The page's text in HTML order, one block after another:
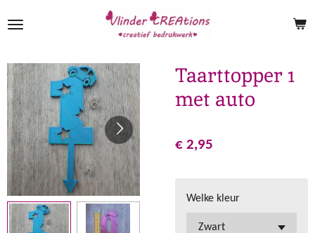
direct
de
hoofdinhoud
Taarttopper 1
met auto
€ 2,95
Welke kleur